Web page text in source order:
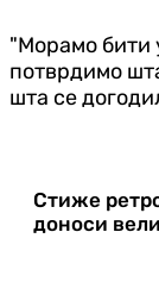
"Морамо бити
потврдимо
шта се
Стиже
доноси